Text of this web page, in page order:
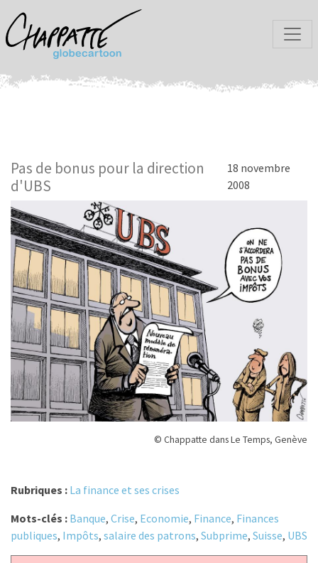
Pas de bonus pour la direction
d'UBS
18 novembre
2008
© Chappatte dans Le Temps, Genève
Rubriques : La finance et ses crises
Mots-clés : Banque, Crise, Economie, Finance, Finances
publiques, Impôts, salaire des patrons, Subprime, Suisse, UBS